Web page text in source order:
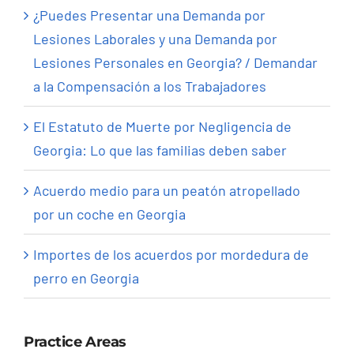
¿Puedes Presentar una Demanda por
Lesiones Laborales y una Demanda por
Lesiones Personales en Georgia? / Demandar
a la Compensación a los Trabajadores
El Estatuto de Muerte por Negligencia de
Georgia: Lo que las familias deben saber
Acuerdo medio para un peatón atropellado
por un coche en Georgia
Importes de los acuerdos por mordedura de
perro en Georgia
Practice Areas